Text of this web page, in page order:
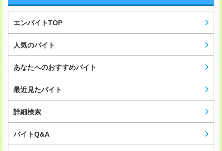
エンバイトTOP
人気のバイト
あなたへのおすすめバイト
最近見たバイト
詳細検索
バイトQ&A